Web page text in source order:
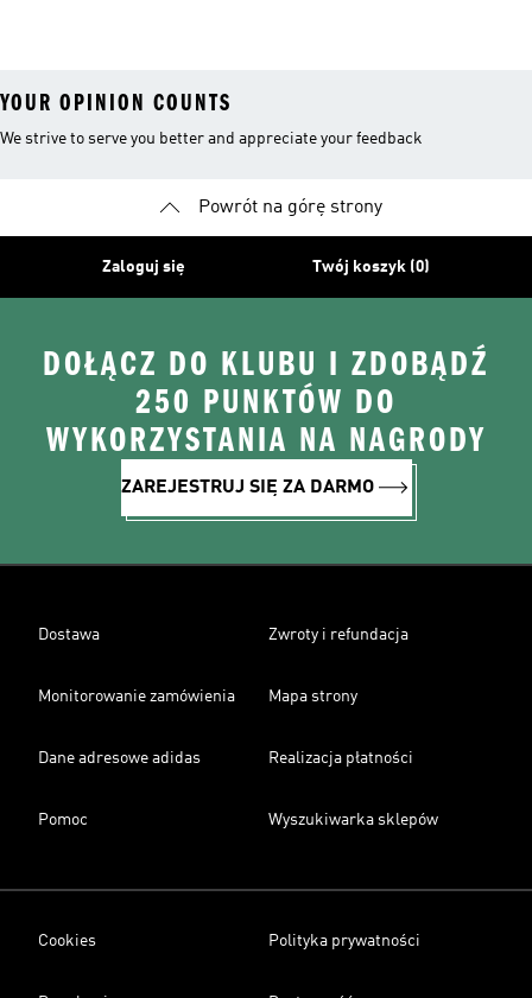
YOUR OPINION COUNTS
We strive to serve you better and appreciate your feedback
Powrót na górę strony
Zaloguj się Twój koszyk (0)
DOŁĄCZ DO KLUBU I ZDOBĄDŹ
250 PUNKTÓW DO
WYKORZYSTANIA NA NAGRODY
ZAREJESTRUJ SIĘ ZA DARMO
Dostawa Zwroty i refundacja
Monitorowanie zamówienia Mapa strony
Dane adresowe adidas Realizacja płatności
Pomoc Wyszukiwarka sklepów
Cookies Polityka prywatności